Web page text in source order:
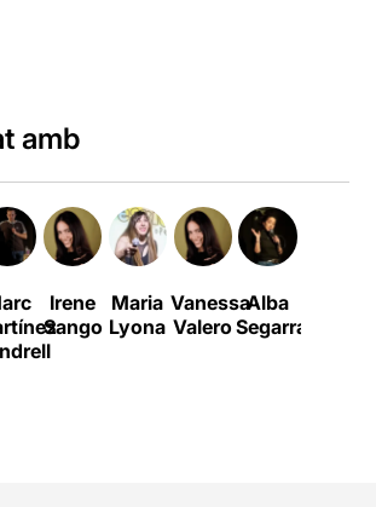
amb
Irene
Sango
Maria
Lyona
Vanessa
Valero
Alba
Segarra